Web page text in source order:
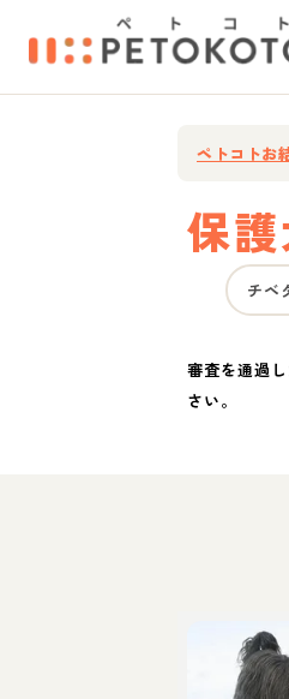
ペトコトお
保
チベ
審査を通過
さい。